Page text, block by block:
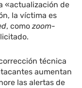
«actualización de
la víctima es
, comozoom-
técnica
aumentan
las alertas de